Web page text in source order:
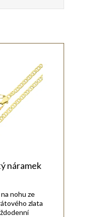
náramek
nohu ze
zlata